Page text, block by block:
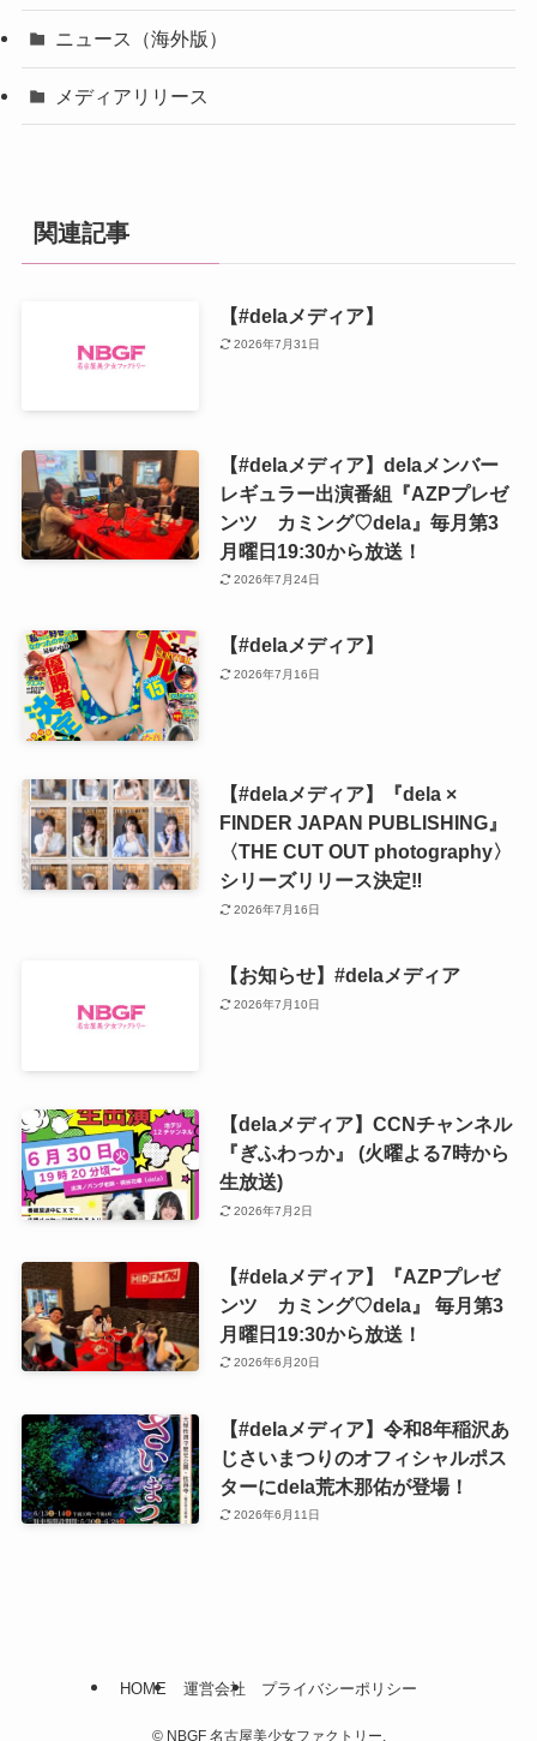
ニュース（海外版）
メディアリリース
関連記事
【#delaメディア】
2026年7月31日
【#delaメディア】delaメンバー
レギュラー出演番組『AZPプレゼ
ンツ カミング♡dela』毎月第3
月曜日19:30から放送！
2026年7月24日
【#delaメディア】
2026年7月16日
【#delaメディア】『dela ×
FINDER JAPAN PUBLISHING』
〈THE CUT OUT photography〉
シリーズリリース決定‼️
2026年7月16日
【お知らせ】#delaメディア
2026年7月10日
【delaメディア】CCNチャンネル
『ぎふわっか』 (火曜よる7時から
生放送)
2026年7月2日
【#delaメディア】『AZPプレゼ
ンツ カミング♡dela』 毎月第3
月曜日19:30から放送！
2026年6月20日
【#delaメディア】令和8年稲沢あ
じさいまつりのオフィシャルポス
ターにdela荒木那佑が登場！
2026年6月11日
HOME 運営会社 プライバシーポリシー
©NBGF 名古屋美少女ファクトリー.